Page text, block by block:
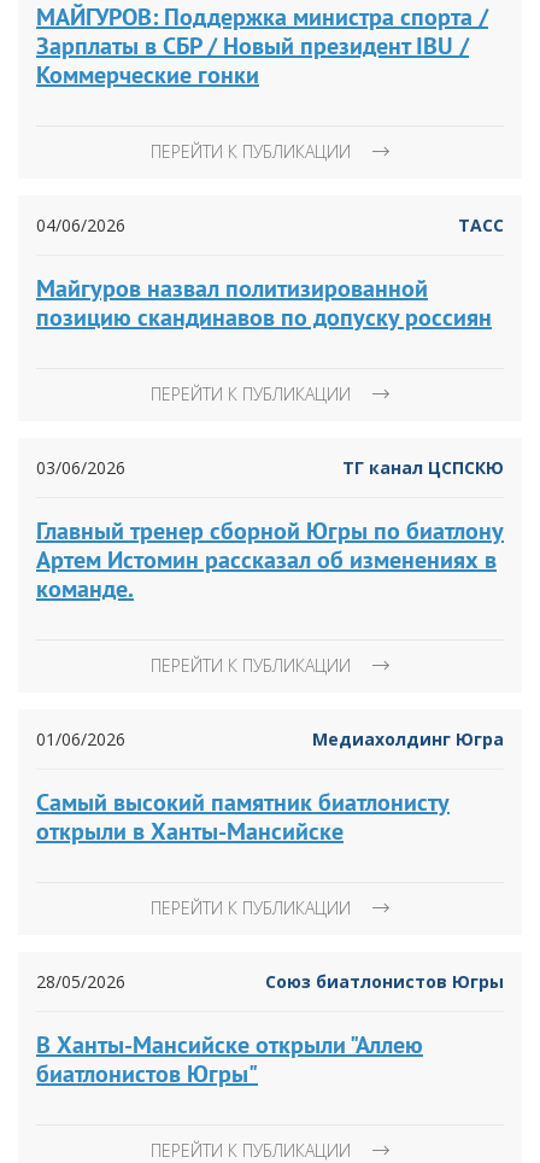
МАЙГУРОВ: Поддержка министра спорта /
Зарплаты в СБР / Новый президент IBU /
Коммерческие гонки
ПЕРЕЙТИ К ПУБЛИКАЦИИ
04/06/2026 ТАСС
Майгуров назвал политизированной
позицию скандинавов по допуску россиян
ПЕРЕЙТИ К ПУБЛИКАЦИИ
03/06/2026 ТГ канал ЦСПСКЮ
Главный тренер сборной Югры по биатлону
Артем Истомин рассказал об изменениях в
команде.
ПЕРЕЙТИ К ПУБЛИКАЦИИ
01/06/2026 Медиахолдинг Югра
Самый высокий памятник биатлонисту
открыли в Ханты-Мансийске
ПЕРЕЙТИ К ПУБЛИКАЦИИ
28/05/2026 Союз биатлонистов Югры
В Ханты-Мансийске открыли "Аллею
биатлонистов Югры"
ПЕРЕЙТИ К ПУБЛИКАЦИИ